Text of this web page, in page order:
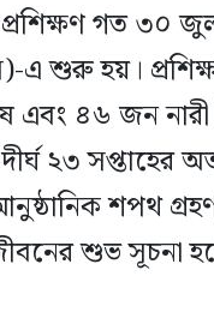
গত ৩০
এ শুরু হয়।
৪৬ জন নারী
২৩ সপ্তাহের
শপথ
শুভ সূচনা